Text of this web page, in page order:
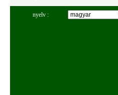
nyelv :